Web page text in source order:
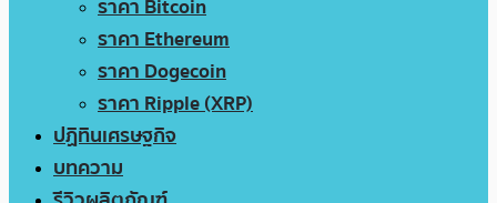
ราคา Bitcoin
ราคา Ethereum
ราคา Dogecoin
ราคา Ripple (XRP)
ปฏิทินเศรษฐกิจ
บทความ